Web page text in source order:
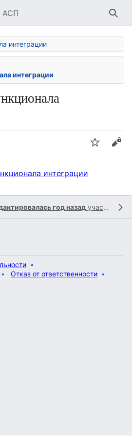
АСП
интеграции
интеграции
Следить
интеграции
год назад участником
Отказ от ответственности